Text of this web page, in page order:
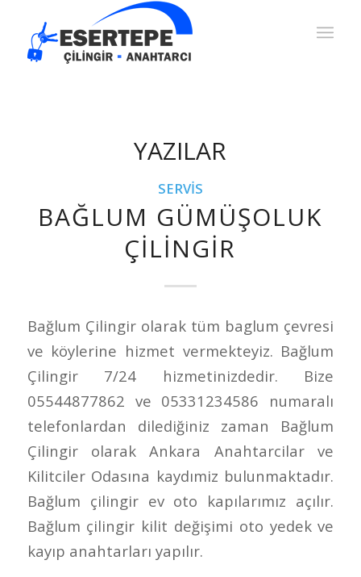
YAZILAR
SERVIS
BAĞLUM GÜMÜŞOLUK
ÇILINGIR
Bağlum Çilingir olarak tüm baglum çevresi
ve köylerine hizmet vermekteyiz. Bağlum
Çilingir 7/24 hizmetinizdedir. Bize
05544877862 ve 05331234586 numaralı
telefonlardan dilediğiniz zaman Bağlum
Çilingir olarak Ankara Anahtarcilar ve
Kilitciler Odasına kaydımiz bulunmaktadır.
Bağlum çilingir ev oto kapılarımız açılır.
Bağlum çilingir kilit değişimi oto yedek ve
kayıp anahtarları yapılır.